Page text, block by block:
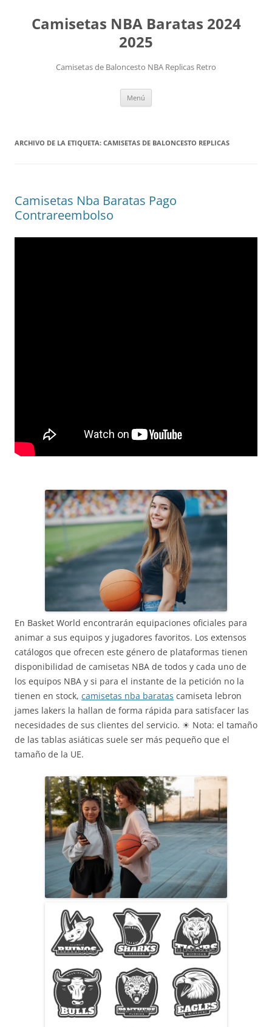
Camisetas NBA Baratas 2024
2025
Camisetas de Baloncesto NBA Replicas Retro
Menú
ARCHIVO DE LA ETIQUETA: CAMISETAS DE BALONCESTO REPLICAS
Camisetas Nba Baratas Pago
Contrareembolso
En Basket World encontrarán equipaciones oficiales para
animar a sus equipos y jugadores favoritos. Los extensos
catálogos que ofrecen este género de plataformas tienen
disponibilidad de camisetas NBA de todos y cada uno de
los equipos NBA y si para el instante de la petición no la
tienen en stock, camisetas nba baratas camiseta lebron
james lakers la hallan de forma rápida para satisfacer las
necesidades de sus clientes del servicio. ☀ Nota: el tamaño
de las tablas asiáticas suele ser más pequeño que el
tamaño de la UE.